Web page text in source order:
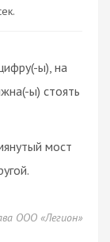
ы), на
ы) стоять
мост
ООО «Легион»